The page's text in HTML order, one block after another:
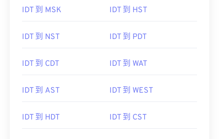
IDT 到 MSK IDT 到 HST
IDT 到 NST IDT 到 PDT
IDT 到 CDT IDT 到 WAT
IDT 到 AST IDT 到 WEST
IDT 到 HDT IDT 到 CST